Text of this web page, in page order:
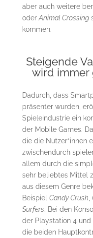
aber auch weitere
oderAnimal Crossing
kommen.
Steigende
wird immer
Dadurch, dass
präsenter wurden,
Spieleindustrie ein
der Mobile Games.
die die Nutzer*innen
zwischendurch
allem durch die
sehr beliebtes Mittel
aus diesem Genre
Beispiel Candy Crush,
Surfers. Bei den
der Playstation 4
die beiden